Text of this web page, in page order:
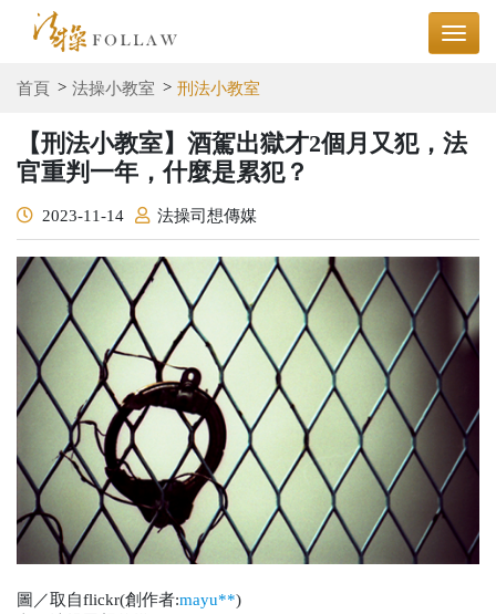
首頁 法操小教室 刑法小教室
【刑法小教室】酒駕出獄才2個月又犯，法
官重判一年，什麼是累犯？
2023-11-14 法操司想傳媒
圖／取自flickr(創作者:mayu**)